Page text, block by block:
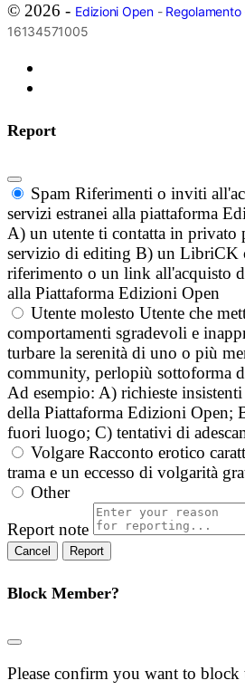
© 2026 - Edizioni Open- Regolamento
16134571005
Report
Spam Riferimenti o inviti
servizi estranei alla piattaforma
A) un utente ti contatta in privato
servizio di editing B) un LibriCK
riferimento o un link all'acquisto
alla Piattaforma Edizioni Open
Utente molesto Utente che
comportamenti sgradevoli e
turbare la serenità di uno o più
community, perlopiù sottoforma
Ad esempio: A) richieste
della Piattaforma Edizioni Open;
fuori luogo; C) tentativi di
Volgare Racconto erotico
trama e un eccesso di volgarità
Other
Report note
Report
Block Member?
Please confirm you want to block